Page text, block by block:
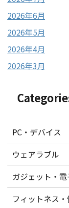
2026年6月
2026年5月
2026年4月
2026年3月
PC・デバイス
ウェアラブル
ガジェット・
フィットネス